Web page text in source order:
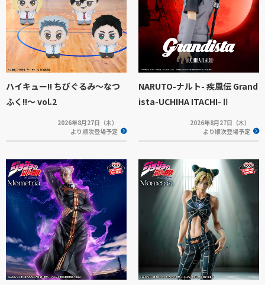
ハイキュー!! ちびぐるみ～なつ
ふく!!～ vol.2
2026年8月27日（木）
より順次登場予定
NARUTO-ナルト- 疾風伝 Grand
ista-UCHIHA ITACHI-Ⅱ
2026年8月27日（木）
より順次登場予定